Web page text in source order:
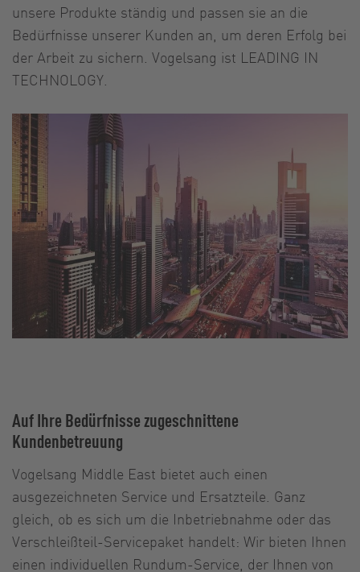
unsere Produkte ständig und passen sie an die
Bedürfnisse unserer Kunden an, um deren Erfolg bei
der Arbeit zu sichern. Vogelsang ist LEADING IN
TECHNOLOGY.
Auf Ihre Bedürfnisse zugeschnittene
Kundenbetreuung
Vogelsang Middle East bietet auch einen
ausgezeichneten Service und Ersatzteile. Ganz
gleich, ob es sich um die Inbetriebnahme oder das
Verschleißteil-Servicepaket handelt: Wir bieten Ihnen
einen individuellen Rundum-Service, der Ihnen von